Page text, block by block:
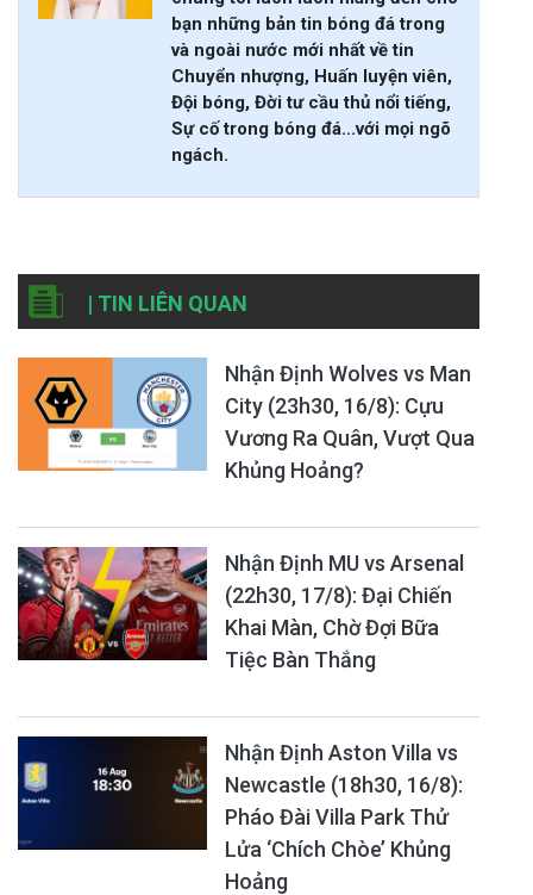
bạn những bản tin bóng đá trong
và ngoài nước mới nhất về tin
Chuyển nhượng, Huấn luyện viên,
Đội bóng, Đời tư cầu thủ nổi tiếng,
Sự cố trong bóng đá...với mọi ngõ
ngách.
| TIN LIÊN QUAN
Nhận Định Wolves vs Man
City (23h30, 16/8): Cựu
Vương Ra Quân, Vượt Qua
Khủng Hoảng?
Nhận Định MU vs Arsenal
(22h30, 17/8): Đại Chiến
Khai Màn, Chờ Đợi Bữa
Tiệc Bàn Thắng
Nhận Định Aston Villa vs
Newcastle (18h30, 16/8):
Pháo Đài Villa Park Thử
Lửa ‘Chích Chòe’ Khủng
Hoảng